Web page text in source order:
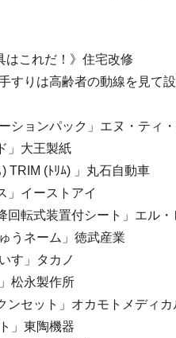
はこれだ！》住宅改修
りは高齢者の動線を見て設
ョンパック」エヌ・ティ
」大王製紙
(ﾄﾘﾑ) 」丸石自動車
イーストアイ
転式装置付シート」エル・
うネーム」徳武産業
す」タカノ
松永製作所
セット」オカモトメディカ
」東陶機器